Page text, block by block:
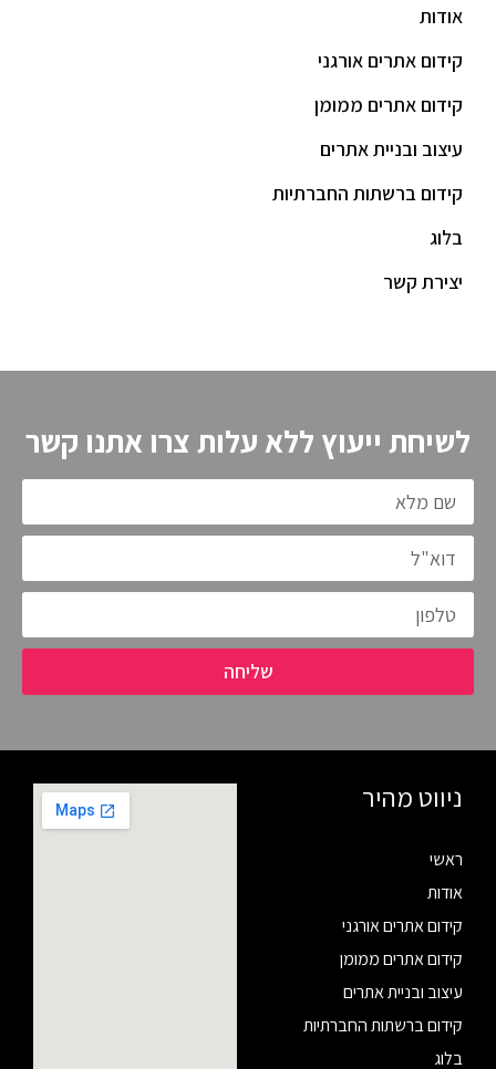
אודות
קידום אתרים אורגני
קידום אתרים ממומן
עיצוב ובניית אתרים
קידום ברשתות החברתיות
בלוג
יצירת קשר
לשיחת ייעוץ ללא עלות צרו אתנו קשר
שליחה
ניווט מהיר
ראשי
אודות
קידום אתרים אורגני
קידום אתרים ממומן
עיצוב ובניית אתרים
קידום ברשתות החברתיות
בלוג